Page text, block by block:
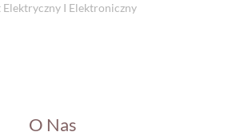
Elektryczny I Elektroniczny
O Nas